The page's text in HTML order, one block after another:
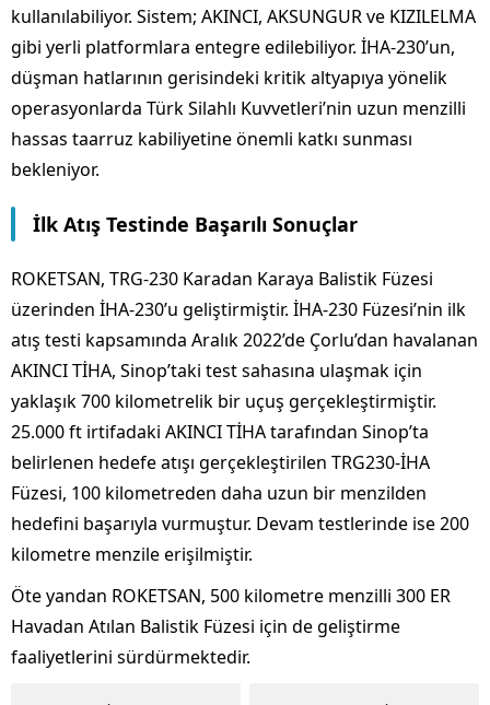
kullanılabiliyor. Sistem; AKINCI, AKSUNGUR ve KIZILELMA
gibi yerli platformlara entegre edilebiliyor. İHA-230’un,
düşman hatlarının gerisindeki kritik altyapıya yönelik
operasyonlarda Türk Silahlı Kuvvetleri’nin uzun menzilli
hassas taarruz kabiliyetine önemli katkı sunması
bekleniyor.
İlk Atış Testinde Başarılı Sonuçlar
ROKETSAN, TRG-230 Karadan Karaya Balistik Füzesi
üzerinden İHA-230’u geliştirmiştir. İHA-230 Füzesi’nin ilk
atış testi kapsamında Aralık 2022’de Çorlu’dan havalanan
AKINCI TİHA, Sinop’taki test sahasına ulaşmak için
yaklaşık 700 kilometrelik bir uçuş gerçekleştirmiştir.
25.000 ft irtifadaki AKINCI TİHA tarafından Sinop’ta
belirlenen hedefe atışı gerçekleştirilen TRG230-İHA
Füzesi, 100 kilometreden daha uzun bir menzilden
hedefini başarıyla vurmuştur. Devam testlerinde ise 200
kilometre menzile erişilmiştir.
Öte yandan ROKETSAN, 500 kilometre menzilli 300 ER
Havadan Atılan Balistik Füzesi için de geliştirme
faaliyetlerini sürdürmektedir.